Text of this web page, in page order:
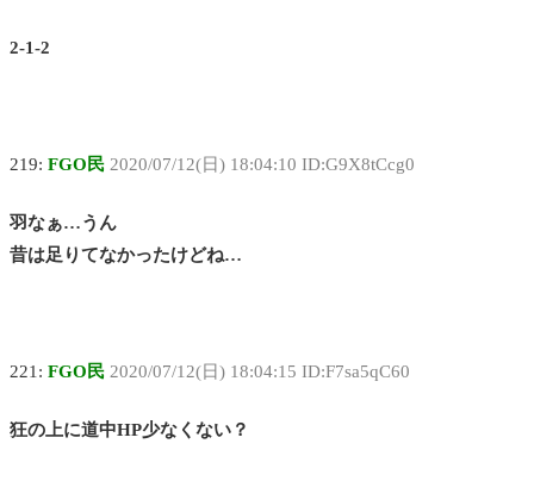
2-1-2
219: FGO民 2020/07/12(日) 18:04:10 ID:G9X8tCcg0
羽なぁ…うん
昔は足りてなかったけどね…
221: FGO民 2020/07/12(日) 18:04:15 ID:F7sa5qC60
狂の上に道中HP少なくない？